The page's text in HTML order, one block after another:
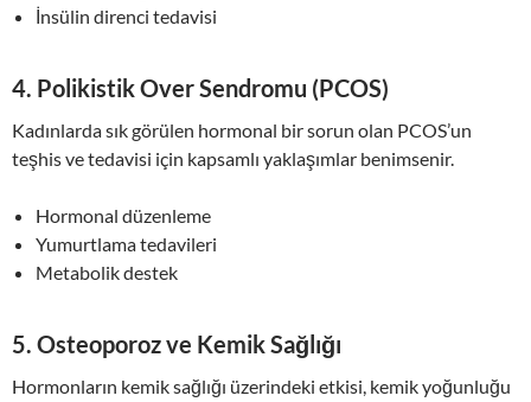
İnsülin direnci tedavisi
4. Polikistik Over Sendromu (PCOS)
Kadınlarda sık görülen hormonal bir sorun olan PCOS’un
teşhis ve tedavisi için kapsamlı yaklaşımlar benimsenir.
Hormonal düzenleme
Yumurtlama tedavileri
Metabolik destek
5. Osteoporoz ve Kemik Sağlığı
Hormonların kemik sağlığı üzerindeki etkisi, kemik yoğunluğu